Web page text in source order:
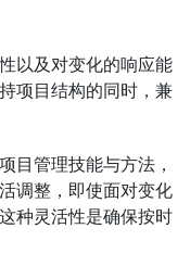
以及对变化的响应能
项目结构的同时，兼
目管理技能与方法，
调整，即使面对变化
种灵活性是确保按时